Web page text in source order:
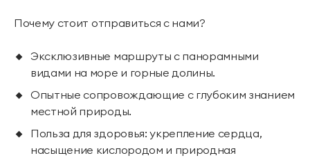
Почему стоит отправиться с нами?
Эксклюзивные маршруты с панорамными
видами на море и горные долины.
Опытные сопровождающие с глубоким знанием
местной природы.
Польза для здоровья: укрепление сердца,
насыщение кислородом и природная